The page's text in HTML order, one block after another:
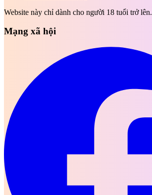
Website này chỉ dành cho người 18 tuổi trở lên.
Mạng xã hội